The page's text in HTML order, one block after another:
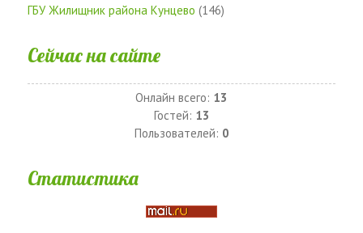
ГБУ Жилищник района Кунцево (146)
Сейчас на сайте
Онлайн всего: 13
Гостей: 13
Пользователей: 0
Статистика